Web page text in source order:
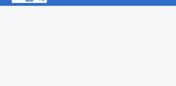
Любое несоответствие информации о продукте на